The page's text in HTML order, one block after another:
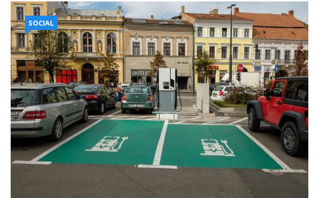
SOCIAL